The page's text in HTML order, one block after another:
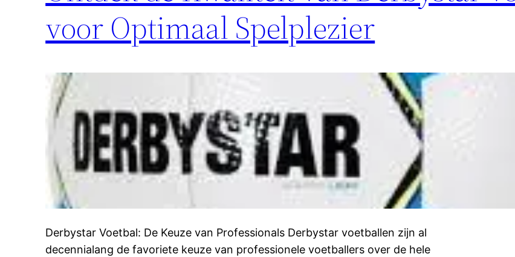
voor Optimaal Spelplezier
Derbystar Voetbal: De Keuze van Professionals Derbystar voetballen zijn al
decennialang de favoriete keuze van professionele voetballers over de hele